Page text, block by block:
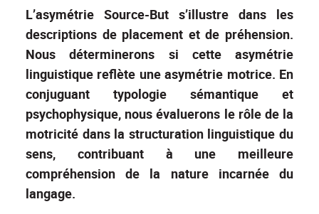
L’asymétrie Source-But s’illustre dans les
descriptions de placement et de préhension.
Nous déterminerons si cette asymétrie
linguistique reflète une asymétrie motrice. En
conjuguant typologie sémantique et
psychophysique, nous évaluerons le rôle de la
motricité dans la structuration linguistique du
sens, contribuant à une meilleure
compréhension de la nature incarnée du
langage.